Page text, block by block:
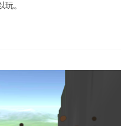
。